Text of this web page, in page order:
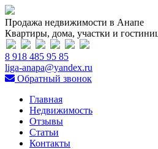
Продажа недвижимости в Анапе
Квартиры, дома, участки и
8 918 485 95 85
liga-anapa@yandex.ru
Обратный звонок
Главная
Недвижимость
Отзывы
Статьи
Контакты